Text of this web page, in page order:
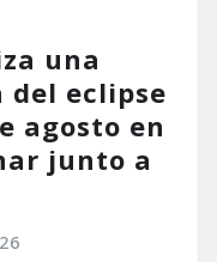
una
del eclipse
agosto en
junto a